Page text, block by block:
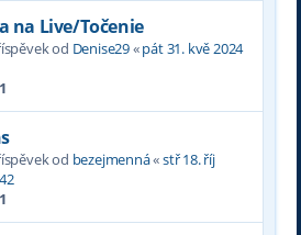
na Live/Točenie
od Denise29«pát 31. kvě 2024
1
od bezejmenná«stř 18. říj
1